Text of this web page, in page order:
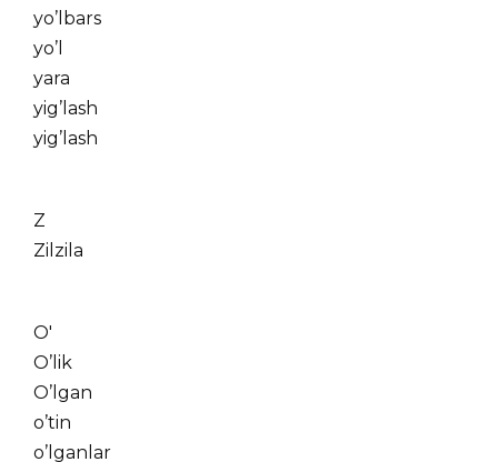
yo’lbars
yo’l
yara
yig’lash
yig’lash
Z
Zilzila
O'
O’lik
O’lgan
o’tin
o’lganlar